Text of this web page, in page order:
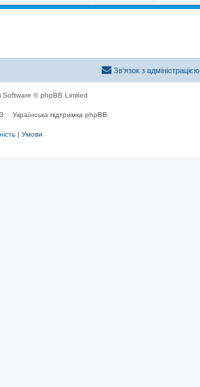
Зв'язок з адміністрацією
Software © phpBB Limited
Українська підтримка phpBB
| Умови